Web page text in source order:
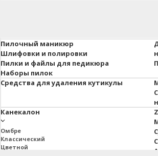
Пилочный маникюр
Шлифовки и полировки
Пилки и файлы для педикюра
Наборы пилок
Средства для удаления кутикулы
Канекалон
Омбре
Классический
Цветной